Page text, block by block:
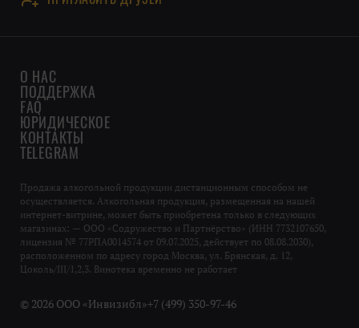
О НАС
ПОДДЕРЖКА
FAQ
ЮРИДИЧЕСКОЕ
КОНТАКТЫ
TELEGRAM
Продажа алкогольной продукции дистанционным способом не
осуществляется. Алкогольная продукция, размещенная на нашей
интернет-витрине, может быть приобретена только в следующих
магазинах: — ООО «Содружество и Партнёрство» (ИНН 7732107650,
лицензия № 77РПА0014574 от 09.07.2025, действует по 08.08.2030),
расположенном по адресу город Москва, ул. Брянская, д. 12,
Цоколь/III/1,2,3. Винотека временно не работает
© 2026 ООО «Инвизибл»+7 (499) 350-97-46